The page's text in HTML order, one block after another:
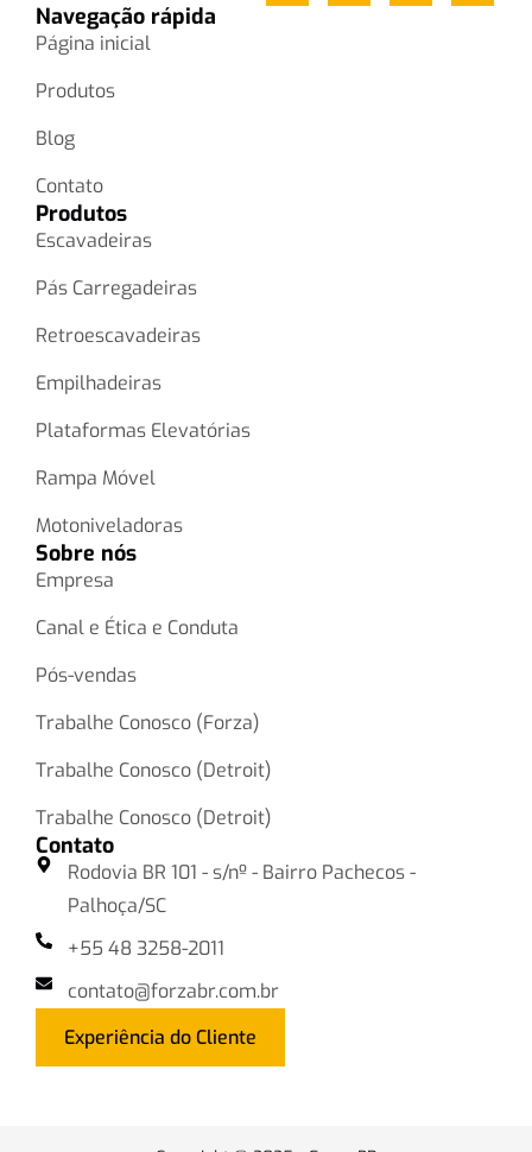
Navegação rápida
Página inicial
Produtos
Blog
Contato
Produtos
Escavadeiras
Pás Carregadeiras
Retroescavadeiras
Empilhadeiras
Plataformas Elevatórias
Rampa Móvel
Motoniveladoras
Sobre nós
Empresa
Canal e Ética e Conduta
Pós-vendas
Trabalhe Conosco (Forza)
Trabalhe Conosco (Detroit)
Trabalhe Conosco (Detroit)
Contato
Rodovia BR 101 - s/nº - Bairro Pachecos -
Palhoça/SC
+55 48 3258-2011
contato@forzabr.com.br
Experiência do Cliente